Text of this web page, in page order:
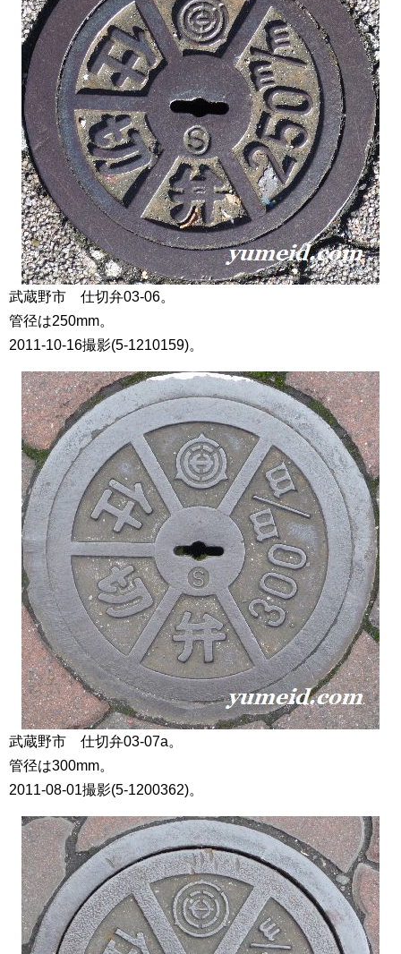
武蔵野市 仕切弁03-06。
管径は250mm。
2011-10-16撮影(5-1210159)。
武蔵野市 仕切弁03-07a。
管径は300mm。
2011-08-01撮影(5-1200362)。